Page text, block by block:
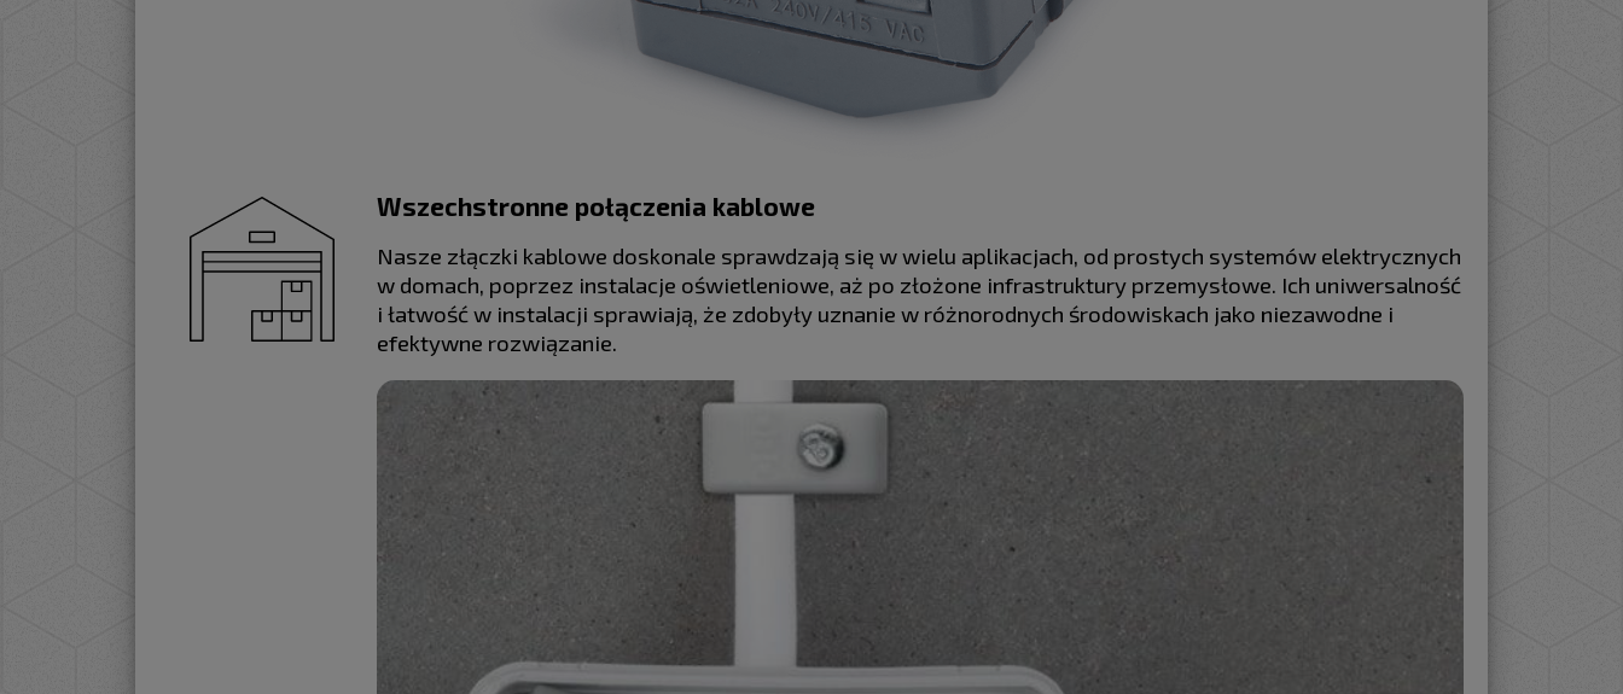
Wszechstronne połączenia kablowe
Nasze złączki kablowe doskonale sprawdzają się w wielu aplikacjach, od prostych systemów elektrycznych
w domach, poprzez instalacje oświetleniowe, aż po złożone infrastruktury przemysłowe. Ich uniwersalność
i łatwość w instalacji sprawiają, że zdobyły uznanie w różnorodnych środowiskach jako niezawodne i
efektywne rozwiązanie.